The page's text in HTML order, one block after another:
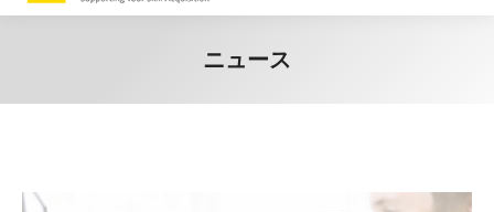
ニュース